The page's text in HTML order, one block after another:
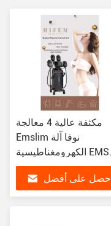
مكثفة عالية 4 معالجة
Emslim نوفا آلة
الكهرومغناطيسية EMS
العلاج آلة
احصل على أفضل